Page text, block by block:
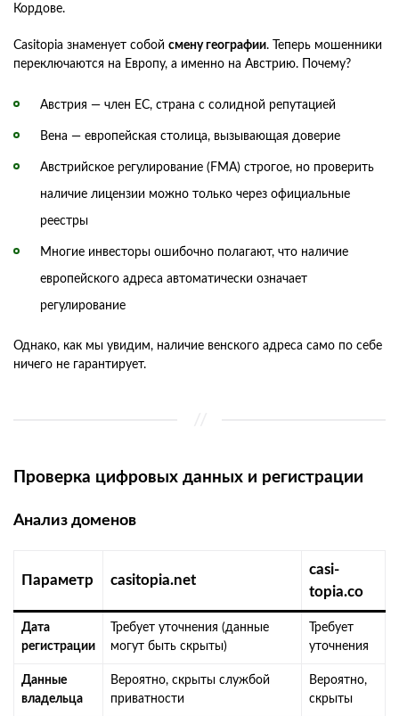
Кордове.
Casitopia знаменует собой смену географии. Теперь мошенники
переключаются на Европу, а именно на Австрию. Почему?
Австрия — член ЕС, страна с солидной репутацией
Вена — европейская столица, вызывающая доверие
Австрийское регулирование (FMA) строгое, но проверить
наличие лицензии можно только через официальные
реестры
Многие инвесторы ошибочно полагают, что наличие
европейского адреса автоматически означает
регулирование
Однако, как мы увидим, наличие венского адреса само по себе
ничего не гарантирует.
Проверка цифровых данных и регистрации
Анализ доменов
Параметр casitopia.net
casi-
topia.co
Дата
регистрации
Требует уточнения (данные
могут быть скрыты)
Требует
уточнения
Данные
владельца
Вероятно, скрыты службой
приватности
Вероятно,
скрыты